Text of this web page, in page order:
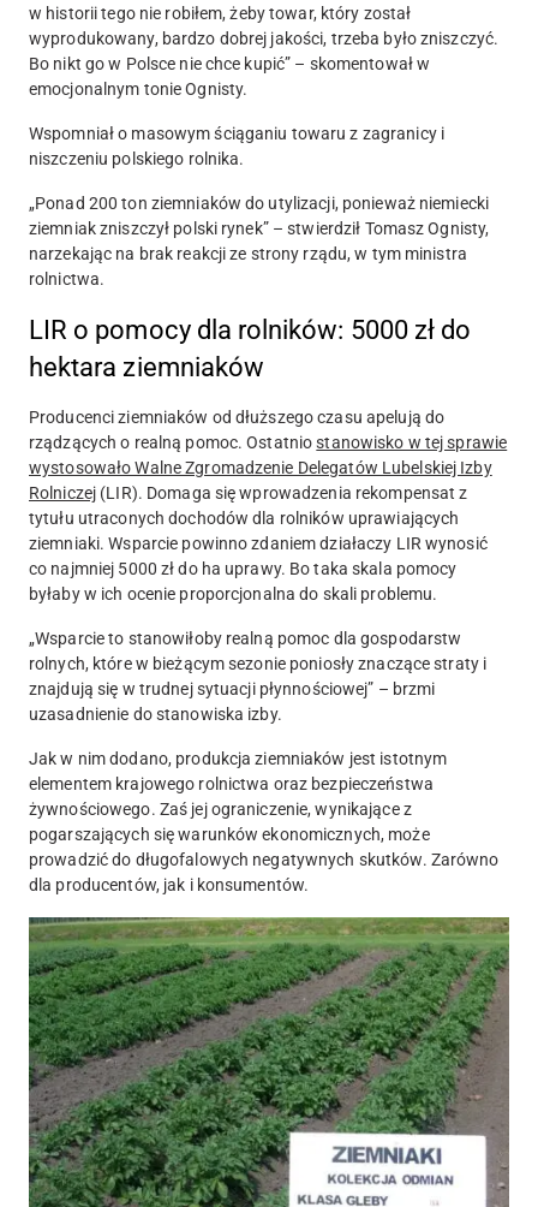
w historii tego nie robiłem, żeby towar, który został
wyprodukowany, bardzo dobrej jakości, trzeba było zniszczyć.
Bo nikt go w Polsce nie chce kupić” – skomentował w
emocjonalnym tonie Ognisty.
Wspomniał o masowym ściąganiu towaru z zagranicy i
niszczeniu polskiego rolnika.
„Ponad 200 ton ziemniaków do utylizacji, ponieważ niemiecki
ziemniak zniszczył polski rynek” – stwierdził Tomasz Ognisty,
narzekając na brak reakcji ze strony rządu, w tym ministra
rolnictwa.
LIR o pomocy dla rolników: 5000 zł do
hektara ziemniaków
Producenci ziemniaków od dłuższego czasu apelują do
rządzących o realną pomoc. Ostatniostanowisko w tej sprawie
wystosowało Walne Zgromadzenie Delegatów Lubelskiej Izby
Rolniczej (LIR). Domaga się wprowadzenia rekompensat z
tytułu utraconych dochodów dla rolników uprawiających
ziemniaki. Wsparcie powinno zdaniem działaczy LIR wynosić
co najmniej 5000 zł do ha uprawy. Bo taka skala pomocy
byłaby w ich ocenie proporcjonalna do skali problemu.
„Wsparcie to stanowiłoby realną pomoc dla gospodarstw
rolnych, które w bieżącym sezonie poniosły znaczące straty i
znajdują się w trudnej sytuacji płynnościowej” – brzmi
uzasadnienie do stanowiska izby.
Jak w nim dodano, produkcja ziemniaków jest istotnym
elementem krajowego rolnictwa oraz bezpieczeństwa
żywnościowego. Zaś jej ograniczenie, wynikające z
pogarszających się warunków ekonomicznych, może
prowadzić do długofalowych negatywnych skutków. Zarówno
dla producentów, jak i konsumentów.